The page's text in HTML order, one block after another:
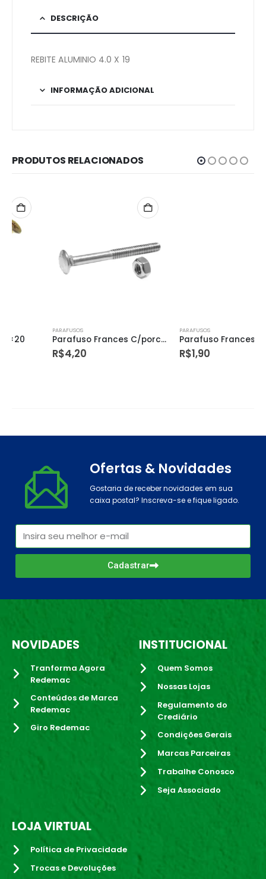
DESCRIÇÃO
REBITE ALUMINIO 4.0 X 19
INFORMAÇÃO ADICIONAL
PRODUTOS RELACIONADOS
Parafuso Frances C/porca (c) 3/8 X 6 Parafuso Frances C/porca (b) 5/16 X 2 1/2
Ofertas & Novidades
Gostaria de receber novidades em sua
caixa postal? Inscreva-se e fique ligado.
Cadastrar
NOVIDADES
Tranforma Agora
Redemac
Conteúdos de Marca
Redemac
Giro Redemac
INSTITUCIONAL
Quem Somos
Nossas Lojas
Regulamento do
Crediário
Condições Gerais
Marcas Parceiras
Trabalhe Conosco
Seja Associado
LOJA VIRTUAL
Política de Privacidade
Trocas e Devoluções